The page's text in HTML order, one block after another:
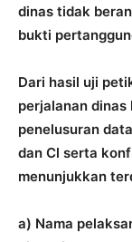
dinas tidak
bukti
Dari hasil uji
perjalanan
penelusuran
dan Cl serta
menunjukkan
a) Nama